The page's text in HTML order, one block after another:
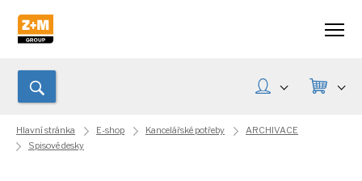
Hlavní stránka E-shop Kancelářské potřeby
ARCHIVACE
Spisové desky